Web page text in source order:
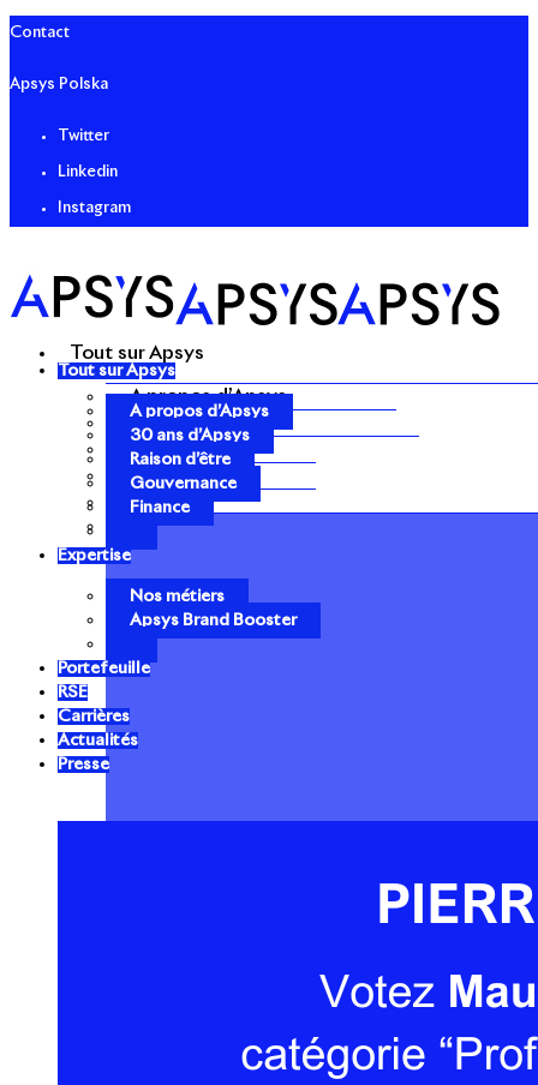
Contact
Apsys Polska
Twitter
Linkedin
Instagram
Tout sur Apsys
A propos d’Apsys
30 ans d’Apsys
Raison d’être
Gouvernance
Finance
Tout sur Apsys
A propos d’Apsys
30 ans d’Apsys
Raison d’être
Gouvernance
Finance
Expertise
Nos métiers
Apsys Brand Booster
Portefeuille
RSE
Carrières
Actualités
Presse